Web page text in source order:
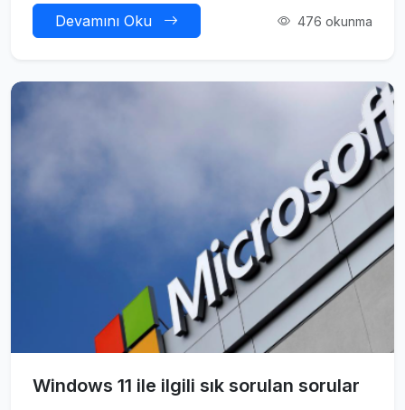
Devamını Oku 476 okunma
Windows 11 ile ilgili sık sorulan sorular